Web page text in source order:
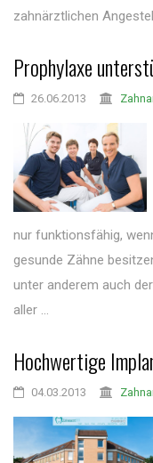
zahnärztlichen
Prophylaxe
26.06.2013
nur funktionsfähig,
gesunde Zähne
unter anderem auch
aller ...
Hochwertige
04.03.2013